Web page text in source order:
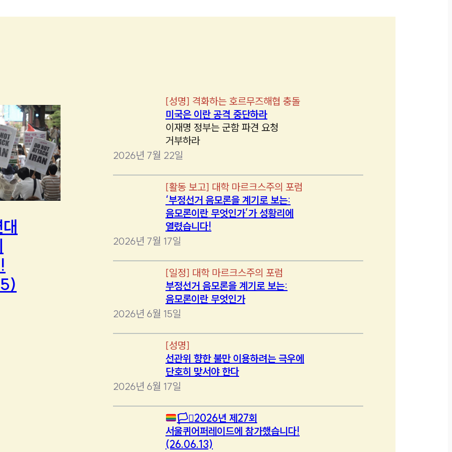
[성명] 격화하는 호르무즈해협 충돌
미국은 이란 공격 중단하라
이재명 정부는 군함 파견 요청
거부하라
2026년 7월 22일
[활동 보고] 대학 마르크스주의 포럼
‘부정선거 음모론을 계기로 보는:
음모론이란 무엇인가’가 성황리에
열렸습니다!
2026년 7월 17일
[일정] 대학 마르크스주의 포럼
부정선거 음모론을 계기로 보는:
음모론이란 무엇인가
2026년 6월 15일
[성명]
선관위 향한 불만 이용하려는 극우에
단호히 맞서야 한다
2026년 6월 17일
🏳️‍⚧️2026년 제27회
서울퀴어퍼레이드에 참가했습니다!
(26.06.13)